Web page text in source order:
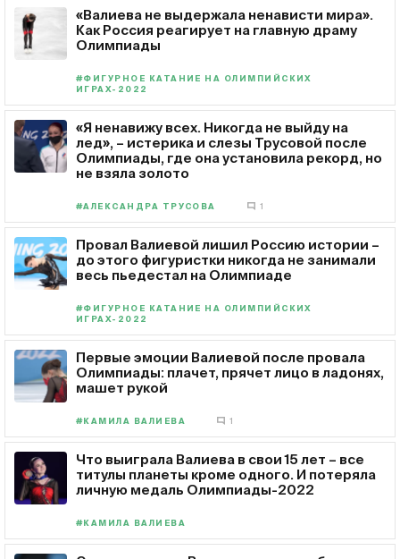
«Валиева не выдержала ненависти мира».
Как Россия реагирует на главную драму
Олимпиады
#ФИГУРНОЕ КАТАНИЕ НА ОЛИМПИЙСКИХ
ИГРАХ-2022
«Я ненавижу всех. Никогда не выйду на
лед», – истерика и слезы Трусовой после
Олимпиады, где она установила рекорд, но
не взяла золото
#АЛЕКСАНДРА ТРУСОВА 1
Провал Валиевой лишил Россию истории –
до этого фигуристки никогда не занимали
весь пьедестал на Олимпиаде
#ФИГУРНОЕ КАТАНИЕ НА ОЛИМПИЙСКИХ
ИГРАХ-2022
Первые эмоции Валиевой после провала
Олимпиады: плачет, прячет лицо в ладонях,
машет рукой
#КАМИЛА ВАЛИЕВА 1
Что выиграла Валиева в свои 15 лет – все
титулы планеты кроме одного. И потеряла
личную медаль Олимпиады-2022
#КАМИЛА ВАЛИЕВА